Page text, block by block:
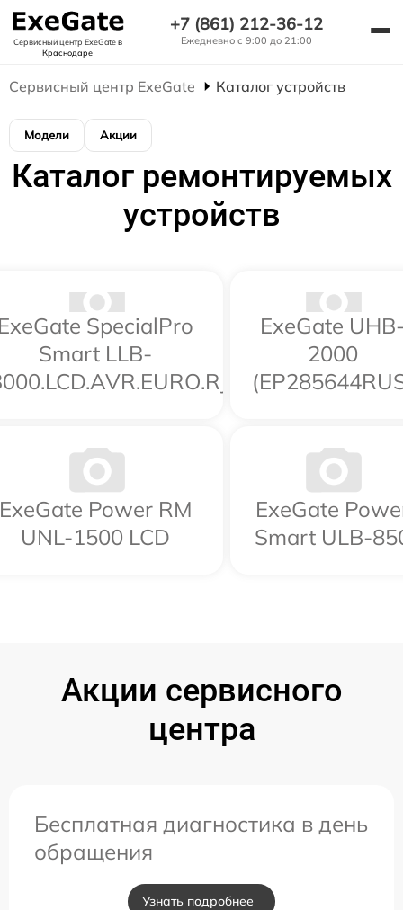
Сервисный центр ExeGateв
Краснодаре
+7 (861) 212-36-12
Ежедневно с 9:00 до 21:00
Сервисный центр ExeGate Каталог устройств
Модели Акции
Каталог ремонтируемых
устройств
SpecialPro
Smart LLB-
ExeGate
2000
Power RM
UNL-1500 LCD
ExeGate
Smart ULB-
Акции сервисного
центра
Бесплатная диагностика в день
обращения
Узнать подробнее